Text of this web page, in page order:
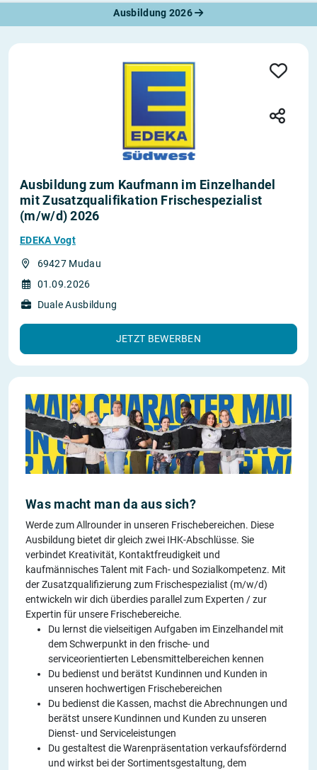
Ausbildung 2026
Ausbildung zum Kaufmann im Einzelhandel
mit Zusatzqualifikation Frischespezialist
(m/w/d) 2026
EDEKA Vogt
69427 Mudau
01.09.2026
Duale Ausbildung
JETZT BEWERBEN
Was macht man da aus sich?
Werde zum Allrounder in unseren Frischebereichen. Diese
Ausbildung bietet dir gleich zwei IHK-Abschlüsse. Sie
verbindet Kreativität, Kontaktfreudigkeit und
kaufmännisches Talent mit Fach- und Sozialkompetenz. Mit
der Zusatzqualifizierung zum Frischespezialist (m/w/d)
entwickeln wir dich überdies parallel zum Experten / zur
Expertin für unsere Frischebereiche.
Du lernst die vielseitigen Aufgaben im Einzelhandel mit
dem Schwerpunkt in den frische- und
serviceorientierten Lebensmittelbereichen kennen
Du bedienst und berätst Kundinnen und Kunden in
unseren hochwertigen Frischebereichen
Du bedienst die Kassen, machst die Abrechnungen und
berätst unsere Kundinnen und Kunden zu unseren
Dienst- und Serviceleistungen
Du gestaltest die Warenpräsentation verkaufsfördernd
und wirkst bei der Sortimentsgestaltung, dem